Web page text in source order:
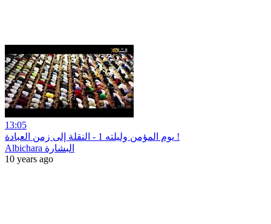
13:05
يوم المؤمن وليلته 1 - النقلة إلى زمن العبادة !
Albichara البشارة
10 years ago